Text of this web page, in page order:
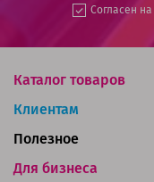
Согласен на
Каталог товаров
Клиентам
Для бизнеса
Полезное